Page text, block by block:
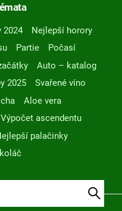
2024
Nejlepší horory
Partie
Počasí
Auto – katalog
2025
Svařené víno
Aloe vera
Výpočet ascendentu
palačinky